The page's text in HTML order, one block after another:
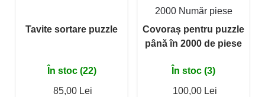
Tavite sortare puzzle
În stoc (22)
85,00 Lei
2000 Număr piese
Covoraș pentru puzzle
până în 2000 de piese
În stoc (3)
100,00 Lei